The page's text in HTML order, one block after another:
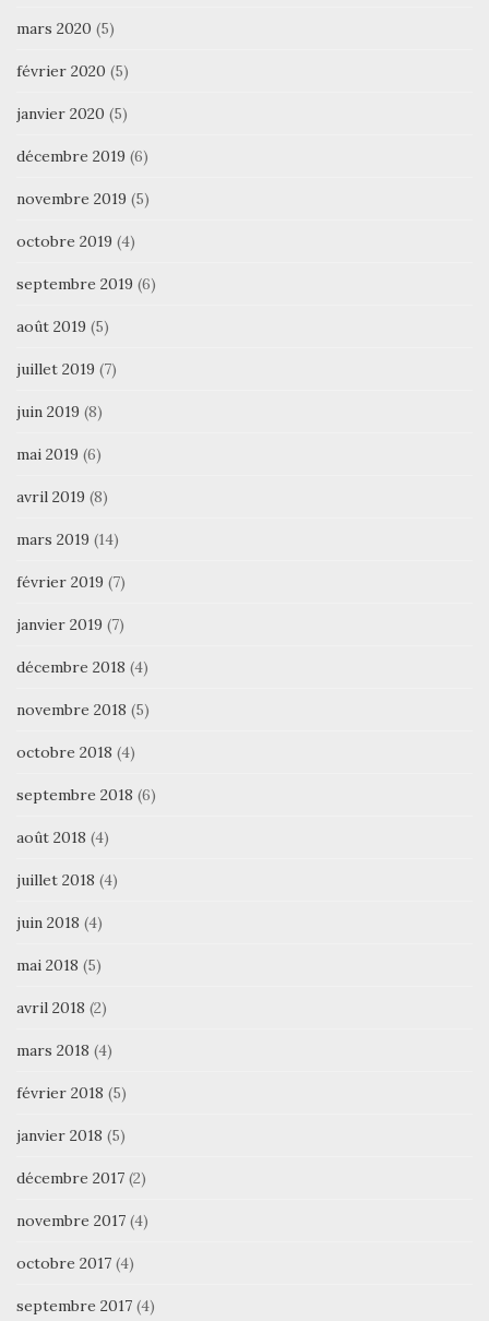
mars 2020 (5)
février 2020 (5)
janvier 2020 (5)
décembre 2019 (6)
novembre 2019 (5)
octobre 2019 (4)
septembre 2019 (6)
août 2019 (5)
juillet 2019 (7)
juin 2019 (8)
mai 2019 (6)
avril 2019 (8)
mars 2019 (14)
février 2019 (7)
janvier 2019 (7)
décembre 2018 (4)
novembre 2018 (5)
octobre 2018 (4)
septembre 2018 (6)
août 2018 (4)
juillet 2018 (4)
juin 2018 (4)
mai 2018 (5)
avril 2018 (2)
mars 2018 (4)
février 2018 (5)
janvier 2018 (5)
décembre 2017 (2)
novembre 2017 (4)
octobre 2017 (4)
septembre 2017 (4)